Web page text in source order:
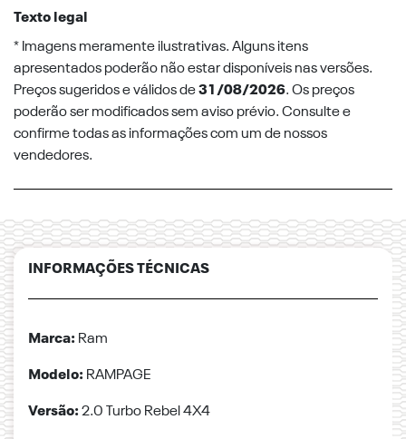
Texto legal
* Imagens meramente ilustrativas. Alguns itens
apresentados poderão não estar disponíveis nas versões.
Preços sugeridos e válidos de31/08/2026. Os preços
poderão ser modificados sem aviso prévio. Consulte e
confirme todas as informações com um de nossos
vendedores.
INFORMAÇÕES TÉCNICAS
Marca: Ram
Modelo: RAMPAGE
Versão:2.0 Turbo Rebel 4X4